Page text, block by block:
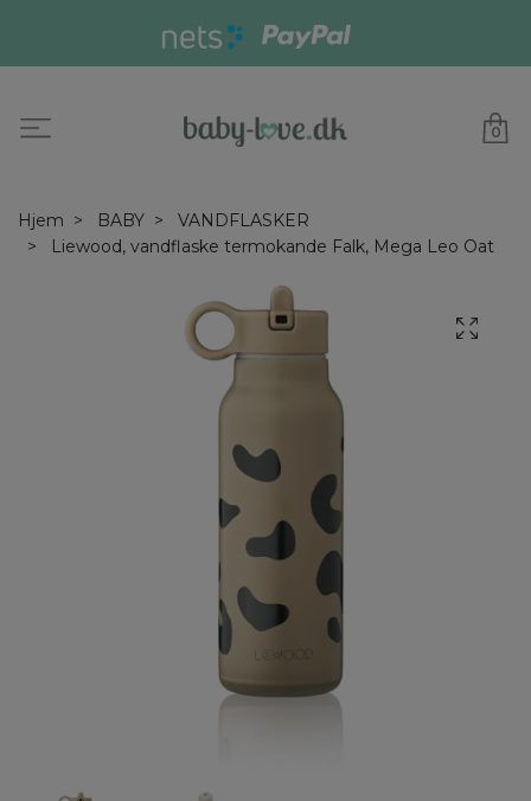
0
Hjem BABY
VANDFLASKER
Liewood, vandflaske termokande Falk, Mega Leo Oat